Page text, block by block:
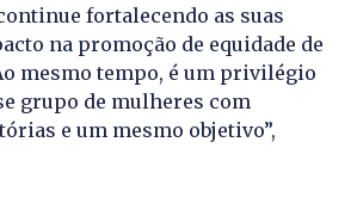
fortalecendo as suas
na promoção de equidade de
mesmo tempo, é um privilégio
grupo de mulheres com
e um mesmo objetivo”,